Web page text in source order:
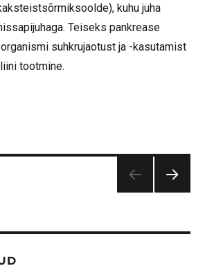
kuhu juha
Teiseks pankrease
suhkrujaotust ja -kasutamist
tootmine.
seedekulgla haiguste
LK